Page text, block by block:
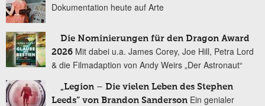
Dokumentation heute auf Arte
Die Nominierungen für den Dragon Award
2026 Mit dabei u.a. James Corey, Joe Hill, Petra Lord
& die Filmadaption von Andy Weirs „Der Astronaut“
„Legion – Die vielen Leben des Stephen
Leeds“ von Brandon Sanderson Ein genialer